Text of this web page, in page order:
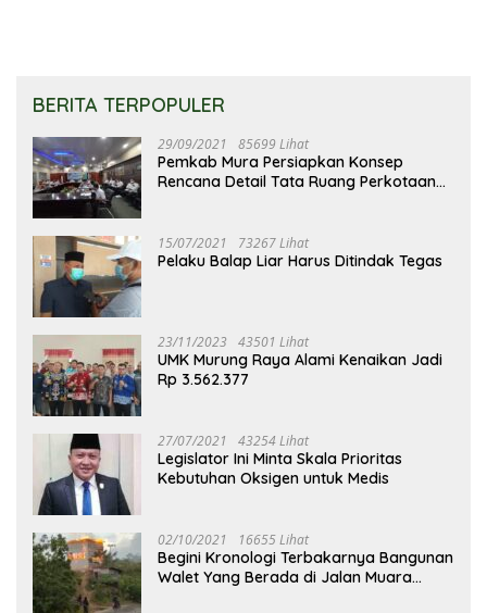
BERITA TERPOPULER
29/09/2021 85699 Lihat
Pemkab Mura Persiapkan Konsep
Rencana Detail Tata Ruang Perkotaan
15/07/2021 73267 Lihat
Pelaku Balap Liar Harus Ditindak Tegas
23/11/2023 43501 Lihat
UMK Murung Raya Alami Kenaikan Jadi
Rp 3.562.377
27/07/2021 43254 Lihat
Legislator Ini Minta Skala Prioritas
Kebutuhan Oksigen untuk Medis
02/10/2021 16655 Lihat
Begini Kronologi Terbakarnya Bangunan
Walet Yang Berada di Jalan Muara